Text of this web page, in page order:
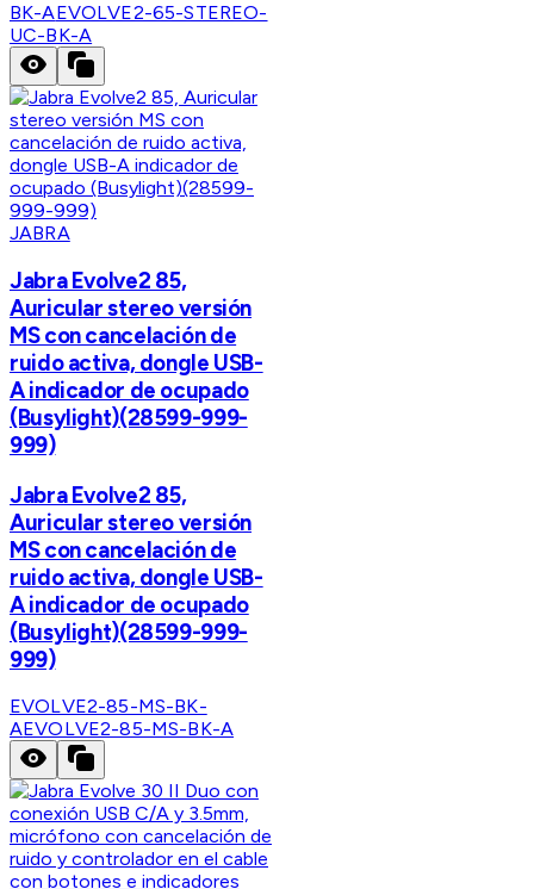
BK-AEVOLVE2-65-STEREO-
UC-BK-A
JABRA
Jabra Evolve2 85,
Auricular stereo versión
MS con cancelación de
ruido activa, dongle USB-
A indicador de ocupado
(Busylight)(28599-999-
999)
Jabra Evolve2 85,
Auricular stereo versión
MS con cancelación de
ruido activa, dongle USB-
A indicador de ocupado
(Busylight)(28599-999-
999)
EVOLVE2-85-MS-BK-
AEVOLVE2-85-MS-BK-A